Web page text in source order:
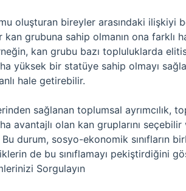
oluşturan bireyler arasındaki ilişkiyi
grubuna sahip olmanın ona farklı
kan grubu bazı topluluklarda
yüksek bir statüye sahip olmayı
hale getirebilir.
sağlanan toplumsal ayrımcılık,
avantajlı olan kan gruplarını
durum, sosyo-ekonomik sınıfların
de bu sınıflamayı pekiştirdiğini
Sorgulayın